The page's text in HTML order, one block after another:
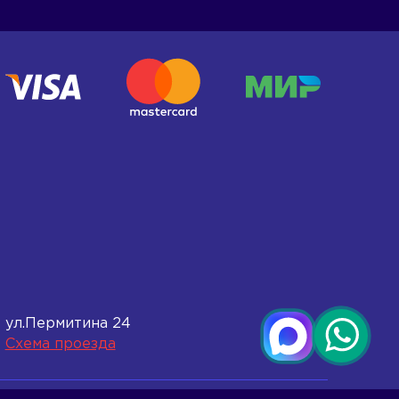
ул.Пермитина 24
Схема проезда